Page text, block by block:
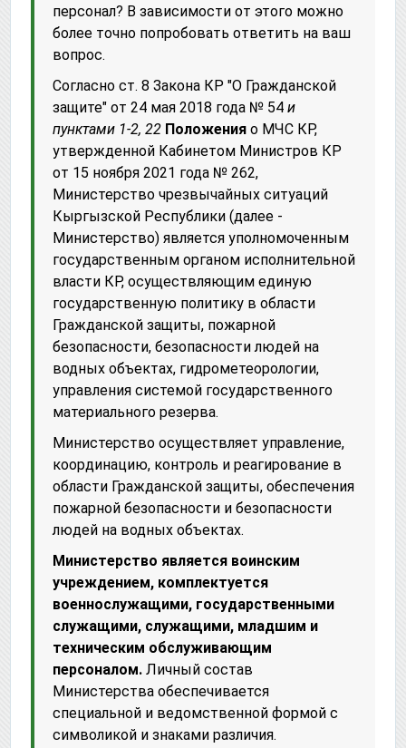
персонал? В зависимости от этого можно
более точно попробовать ответить на ваш
вопрос.
Согласно ст. 8 Закона КР "О Гражданской
защите" от 24 мая 2018 года № 54 и
пунктами 1-2, 22 Положения о МЧС КР,
утвержденной Кабинетом Министров КР
от 15 ноября 2021 года № 262,
Министерство чрезвычайных ситуаций
Кыргызской Республики (далее -
Министерство) является уполномоченным
государственным органом исполнительной
власти КР, осуществляющим единую
государственную политику в области
Гражданской защиты, пожарной
безопасности, безопасности людей на
водных объектах, гидрометеорологии,
управления системой государственного
материального резерва.
Министерство осуществляет управление,
координацию, контроль и реагирование в
области Гражданской защиты, обеспечения
пожарной безопасности и безопасности
людей на водных объектах.
Министерство является воинским
учреждением, комплектуется
военнослужащими, государственными
служащими, служащими, младшим и
техническим обслуживающим
персоналом. Личный состав
Министерства обеспечивается
специальной и ведомственной формой с
символикой и знаками различия.